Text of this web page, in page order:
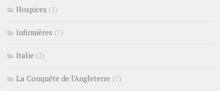
Hospices (1)
Infirmières (7)
Italie (2)
La Conquête de l'Angleterre (7)